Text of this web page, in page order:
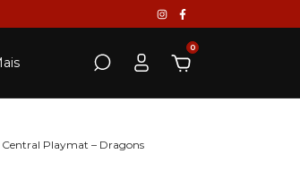
0
Central Playmat – Dragons